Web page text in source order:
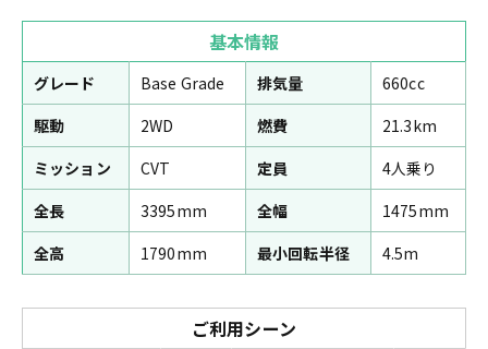
基本情報
グレード Base Grade 排気量
660cc
駆動
2WD 燃費
21.3km
ミッション
CVT 定員
4人乗り
全長
3395mm 全幅
1475mm
全高
1790mm 最小回転半径 4.5m
ご利用シーン